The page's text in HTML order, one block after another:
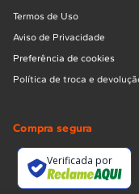
Termos de Uso
Aviso de Privacidade
Preferência de cookies
Política de troca e
Compra segura
Verificada por